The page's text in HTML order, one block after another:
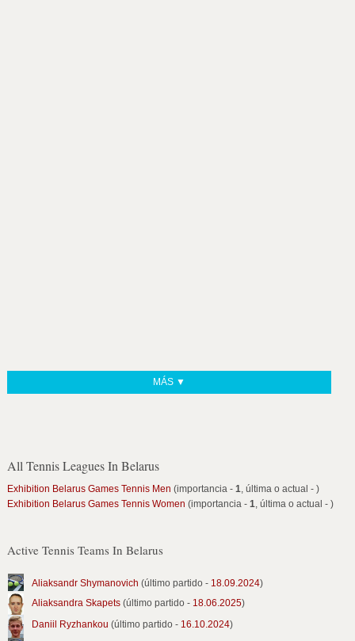
MÁS ▼
All Tennis Leagues In Belarus
Exhibition Belarus Games Tennis Men (importancia - 1, última o actual - )
Exhibition Belarus Games Tennis Women (importancia - 1, última o actual - )
Active Tennis Teams In Belarus
Aliaksandr Shymanovich (último partido - 18.09.2024)
Aliaksandra Skapets(último partido - 18.06.2025)
Daniil Ryzhankou (último partido - 16.10.2024)